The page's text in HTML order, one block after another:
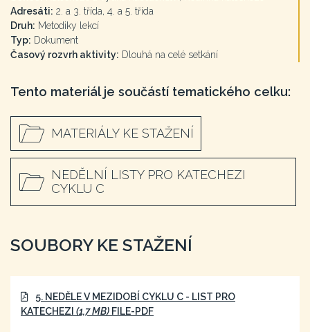
Adresáti: 2. a 3. třída, 4. a 5. třída
Druh: Metodiky lekcí
Typ: Dokument
Časový rozvrh aktivity: Dlouhá na celé setkání
Tento materiál je součástí tematického celku:
MATERIÁLY KE STAŽENÍ
NEDĚLNÍ LISTY PRO KATECHEZI
CYKLU C
SOUBORY KE STAŽENÍ
5. NEDĚLE V MEZIDOBÍ CYKLU C - LIST PRO
KATECHEZI (1,7 MB) FILE-PDF